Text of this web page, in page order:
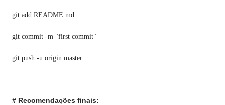
git add README.md
git commit -m "first commit"
git push -u origin master
# Recomendações finais: